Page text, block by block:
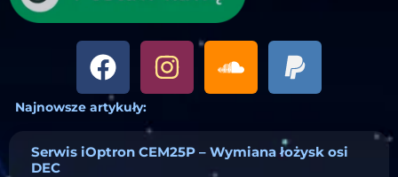
Najnowsze artykuły:
Serwis iOptron CEM25P – Wymiana łożysk osi
DEC